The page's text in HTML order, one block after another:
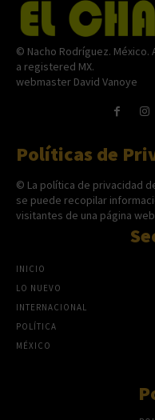
© Nacho Rodríguez. México.
a registered MX.
webmaster David Vanoye
Políticas de
© La política de privacidad
se puede recopilar
visitantes de una página
INICIO
LO NUEVO
INTERNACIONAL
POLÍTICA
MÉXICO